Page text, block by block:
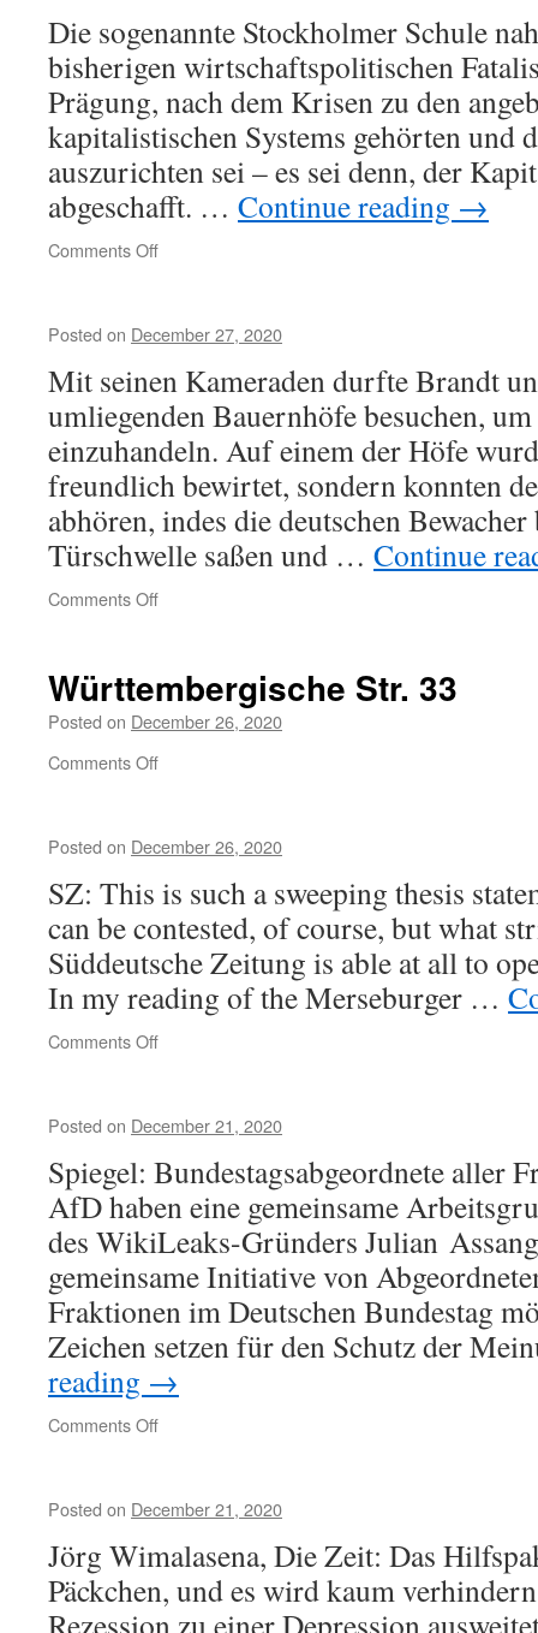
Die sogenannte Stockholmer Schule
bisherigen wirtschafts­politischen
Prägung, nach dem Krisen zu den
kapitalistischen Systems gehörten und
auszurichten sei – es sei denn, der
abgeschafft. … Continue reading →
Comments Offon
Posted on December 27, 2020
Mit seinen Kameraden durfte Brandt
umliegenden Bauernhöfe besuchen,
einzuhandeln. Auf einem der Höfe
freundlich bewirtet, sondern konnten
abhören, indes die deutschen
Türschwelle saßen und … Continue
Comments Offon
Württembergische Str. 33
Posted on December 26, 2020
Comments Offon
Posted on December 26, 2020
SZ: This is such a sweeping thesis
can be contested, of course, but what
Süddeutsche Zeitung is able at all to
In my reading of the Merseburger …
Comments Offon
Posted on December 21, 2020
Spiegel: Bundestagsabgeordnete aller
AfD haben eine gemeinsame
des WikiLeaks-Gründers Julian
gemeinsame Initiative von
Fraktionen im Deutschen Bundestag
Zeichen setzen für den Schutz der
reading →
Comments Offon
Posted on December 21, 2020
Jörg Wimalasena, Die Zeit: Das
Päckchen, und es wird kaum
Rezession zu einer Depression